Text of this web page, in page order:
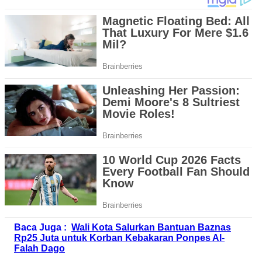
Baca Juga : Wali Kota Salurkan Bantuan Baznas
Rp25 Juta untuk Korban Kebakaran Ponpes Al-
Falah Dago